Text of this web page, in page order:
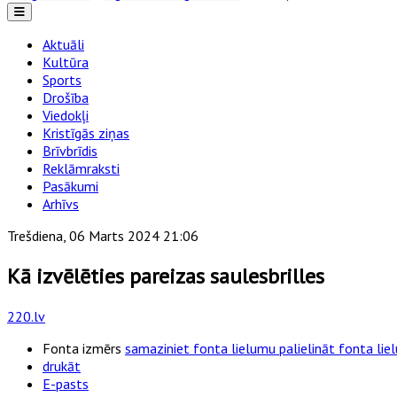
Aktuāli
Kultūra
Sports
Drošība
Viedokļi
Kristīgās ziņas
Brīvbrīdis
Reklāmraksti
Pasākumi
Arhīvs
Trešdiena, 06 Marts 2024 21:06
Kā izvēlēties pareizas saulesbrilles
220.lv
Fonta izmērs samaziniet fonta lielumu palielināt fonta
drukāt
E-pasts